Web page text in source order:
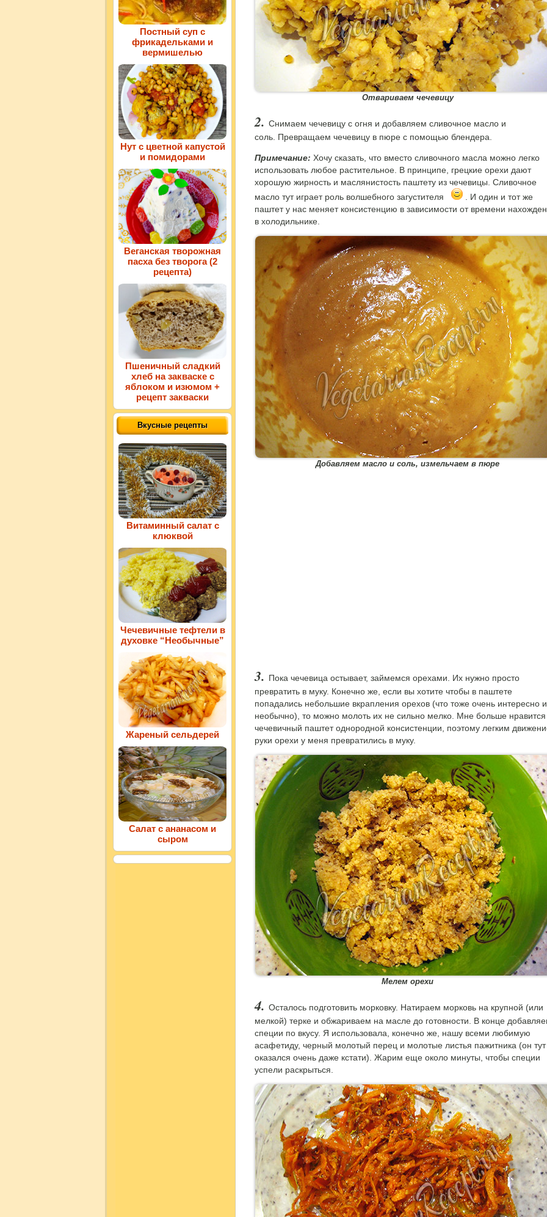
Отвариваем чечевицу
Снимаем чечевицу с огня и добавляем сливочное масло и
соль. Превращаем чечевицу в пюре с помощью блендера.
Примечание: Хочу сказать, что вместо сливочного масла можно легко
использовать любое растительное. В принципе, грецкие орехи дают
хорошую жирность и маслянистость паштету из чечевицы. Сливочное
масло тут играет роль волшебного загустителя
. И один и тот же
паштет у нас меняет консистенцию в зависимости от времени
в холодильнике.
Добавляем масло и соль, измельчаем в пюре
Пока чечевица остывает, займемся орехами. Их нужно просто
превратить в муку. Конечно же, если вы хотите чтобы в паштете
попадались небольшие вкрапления орехов (что тоже очень интересно и
необычно), то можно молоть их не сильно мелко. Мне больше нравится
чечевичный паштет однородной консистенции, поэтому легким
руки орехи у меня превратились в муку.
Мелем орехи
Осталось подготовить морковку. Натираем морковь на крупной (или
мелкой) терке и обжариваем на масле до готовности. В конце
специи по вкусу. Я использовала, конечно же, нашу всеми любимую
асафетиду, черный молотый перец и молотые листья пажитника (он тут
оказался очень даже кстати). Жарим еще около минуты, чтобы специи
успели раскрыться.
Постный суп с
фрикадельками и
вермишелью
Нут с цветной капустой
и помидорами
Веганская творожная
пасха без творога (2
рецепта)
Пшеничный сладкий
хлеб на закваске с
яблоком и изюмом +
рецепт закваски
Вкусные рецепты
Витаминный салат с
клюквой
Чечевичные тефтели в
духовке “Необычные”
Жареный сельдерей
Салат с ананасом и
сыром